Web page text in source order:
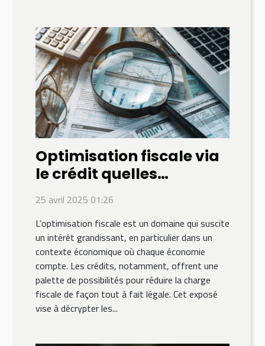
Optimisation fiscale via
le crédit quelles
solutions légales en 2023
25 avril 2025 01:26
L'optimisation fiscale est un domaine qui suscite
un intérêt grandissant, en particulier dans un
contexte économique où chaque économie
compte. Les crédits, notamment, offrent une
palette de possibilités pour réduire la charge
fiscale de façon tout à fait légale. Cet exposé
vise à décrypter les...